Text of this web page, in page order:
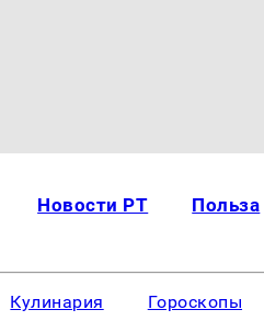
Новости РТ Польза
Кулинария Гороскопы